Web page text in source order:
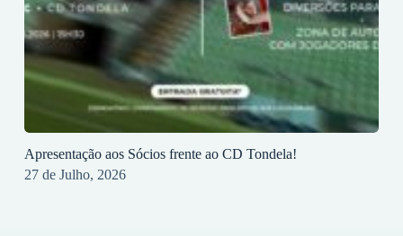
Apresentação aos Sócios frente ao CD Tondela!
27 de Julho, 2026